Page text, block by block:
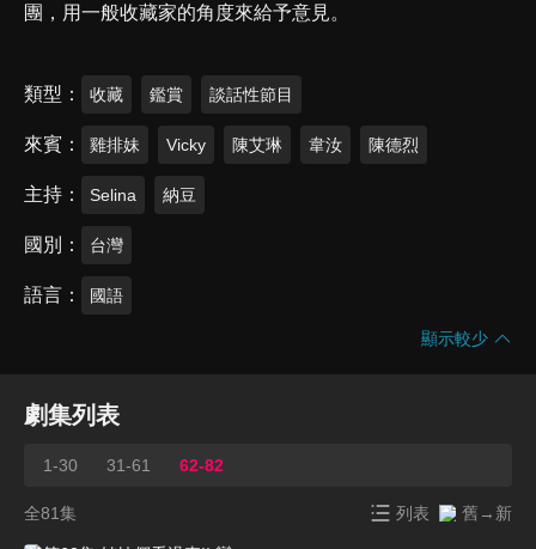
團，用一般收藏家的角度來給予意見。
類型 收藏 鑑賞 談話性節目
來賓 雞排妹 Vicky 陳艾琳 韋汝 陳德烈
主持 Selina 納豆
國別 台灣
語言 國語
顯示較少
劇集列表
1-30 31-61 62-82
全81集 列表 舊→新